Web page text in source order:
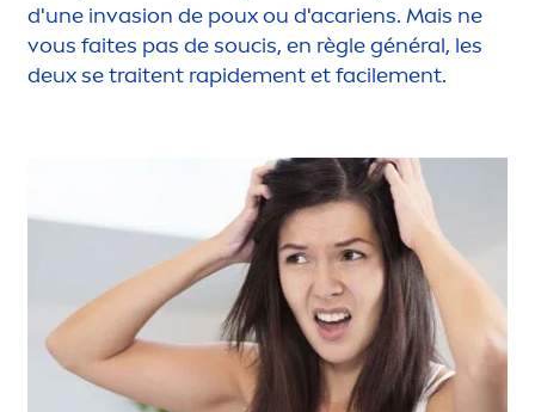
d'une invasion de poux ou d'acariens. Mais ne
vous faites pas de soucis, en règle général, les
deux se traitent rapidement et facilement.